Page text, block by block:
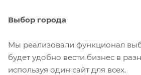
Выбор города
Мы реализовали функционал
будет удобно вести бизнес в
используя один сайт для всех.